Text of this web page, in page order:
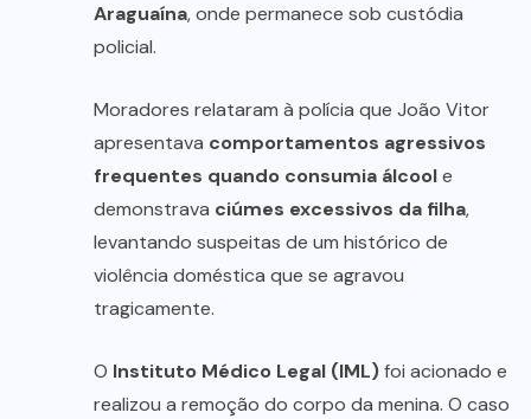
Araguaína, onde permanece sob custódia
policial.
Moradores relataram à polícia que João Vitor
apresentava comportamentos agressivos
frequentes quando consumia álcoole
demonstrava ciúmes excessivos da filha,
levantando suspeitas de um histórico de
violência doméstica que se agravou
tragicamente.
O Instituto Médico Legal (IML)foi acionado e
realizou a remoção do corpo da menina. O caso